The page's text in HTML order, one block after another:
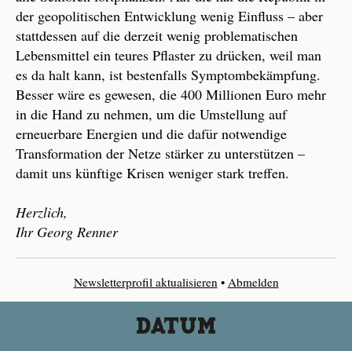
der geopolitischen Entwicklung wenig Einfluss – aber
stattdessen auf die derzeit wenig problematischen
Lebensmittel ein teures Pflaster zu drücken, weil man
es da halt kann, ist bestenfalls Symptombekämpfung.
Besser wäre es gewesen, die 400 Millionen Euro mehr
in die Hand zu nehmen, um die Umstellung auf
erneuerbare Energien und die dafür notwendige
Transformation der Netze stärker zu unterstützen –
damit uns künftige Krisen weniger stark treffen.
Herzlich,
Ihr Georg Renner
Newsletterprofil aktualisieren• Abmelden